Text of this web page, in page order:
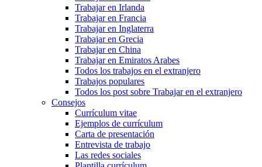
Trabajar en Irlanda
Trabajar en Francia
Trabajar en Inglaterra
Trabajar en Grecia
Trabajar en China
Trabajar en Emiratos Arabes
Todos los trabajos en el extranjero
Trabajos populares
Todos los post sobre Trabajar en el extranjero
Consejos
Currículum vitae
Ejemplos de currículum
Carta de presentación
Entrevista de trabajo
Las redes sociales